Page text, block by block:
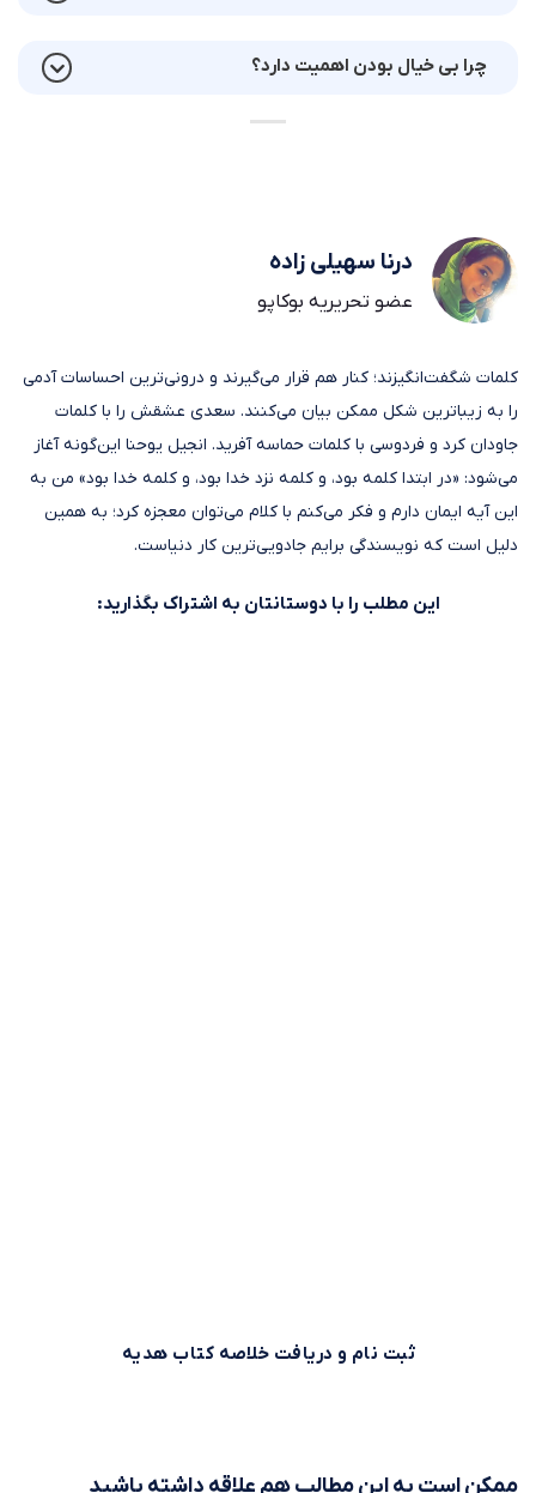
چرا بی خیال بودن اهمیت دارد؟
درنا سهیلی زاده
عضو تحریریه بوکاپو
کلمات شگفت‌انگیزند؛ کنار هم قرار می‌گیرند و درونی‌ترین احساسات آدمی
را به زیباترین شکل ممکن بیان می‌کنند. سعدی عشقش را با کلمات
جاودان کرد و فردوسی با کلمات حماسه آفرید. انجیل یوحنا این‌گونه آغاز
می‌شود: «در ابتدا کلمه بود، و کلمه نزد خدا بود، و کلمه خدا بود» من به
این آیه ایمان دارم و فکر می‌کنم با کلام می‌توان معجزه کرد؛ به همین
دلیل است که نویسندگی برایم جادویی‌ترین کار دنیاست.
این مطلب را با دوستانتان به اشتراک بگذارید:
ثبت نام و دریافت خلاصه کتاب هدیه
ممکن است به این مطالب هم علاقه داشته باشید